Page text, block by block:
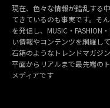
現在、色々な情報が錯乱する
てきているのも事実です。そ
を発信し、MUSIC・FASHION
い情報やコンテンツを網羅し
石箱のようなトレンドマガジ
平面からリアルまで最先端の
メディアです